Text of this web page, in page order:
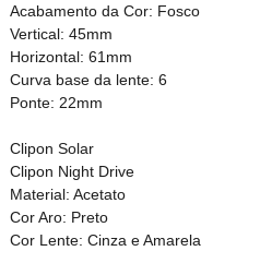
Acabamento da Cor: Fosco
Vertical: 45mm
Horizontal: 61mm
Curva base da lente: 6
Ponte: 22mm
Clipon Solar
Clipon Night Drive
Material: Acetato
Cor Aro: Preto
Cor Lente: Cinza e Amarela